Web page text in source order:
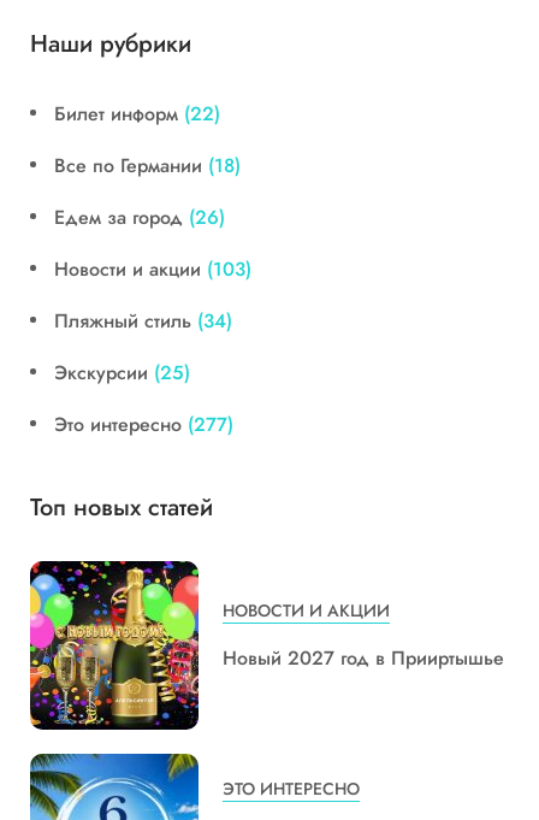
Наши рубрики
Билет информ (22)
Все по Германии (18)
Едем за город (26)
Новости и акции (103)
Пляжный стиль (34)
Экскурсии (25)
Это интересно (277)
Топ новых статей
НОВОСТИ И АКЦИИ
Новый 2027 год в Прииртышье
ЭТО ИНТЕРЕСНО